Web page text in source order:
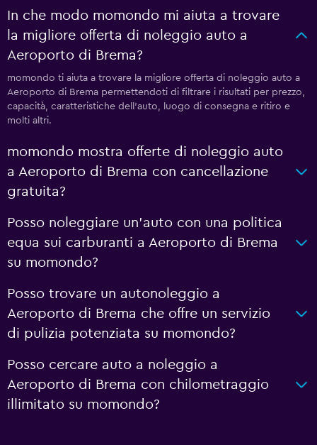
In che modo momondo mi aiuta a trovare
la migliore offerta di noleggio auto a
Aeroporto di Brema?
momondo ti aiuta a trovare la migliore offerta di noleggio auto a
Aeroporto di Brema permettendoti di filtrare i risultati per prezzo,
capacità, caratteristiche dell'auto, luogo di consegna e ritiro e
molti altri.
momondo mostra offerte di noleggio auto
a Aeroporto di Brema con cancellazione
gratuita?
Posso noleggiare un'auto con una politica
equa sui carburanti a Aeroporto di Brema
su momondo?
Posso trovare un autonoleggio a
Aeroporto di Brema che offre un servizio
di pulizia potenziata su momondo?
Posso cercare auto a noleggio a
Aeroporto di Brema con chilometraggio
illimitato su momondo?